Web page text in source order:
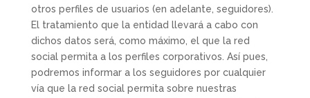
otros perfiles de usuarios (en adelante, seguidores).
El tratamiento que la entidad llevará a cabo con
dichos datos será, como máximo, el que la red
social permita a los perfiles corporativos. Así pues,
podremos informar a los seguidores por cualquier
vía que la red social permita sobre nuestras